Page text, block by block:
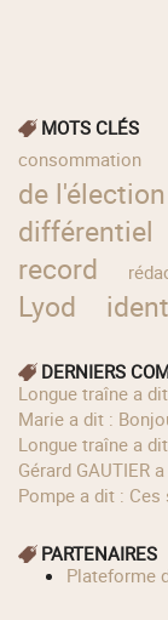
MOTS CLÉS
consommation
de
différentiel
record
Lyod
DERNIERS
longue traîne a
Marie a dit :
longue traîne a
Gérard GAUTIER
Pompe a dit :
PARTENAIRES